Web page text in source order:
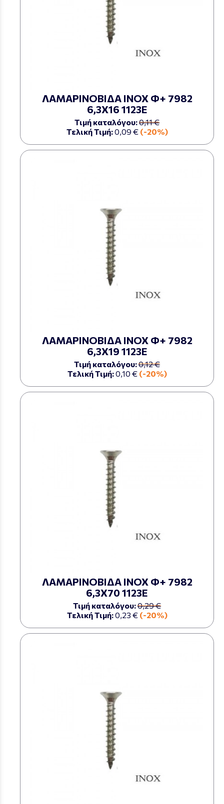
ΛΑΜΑΡΙΝΟΒΙΔΑ ΙΝΟΧ Φ+ 7982
6,3Χ16 1123Ε
Τιμή καταλόγου:0,11 €
Τελική Τιμή:0,09 € (-20%)
ΛΑΜΑΡΙΝΟΒΙΔΑ ΙΝΟΧ Φ+ 7982
6,3Χ19 1123Ε
Τιμή καταλόγου:0,12 €
Τελική Τιμή:0,10 € (-20%)
ΛΑΜΑΡΙΝΟΒΙΔΑ ΙΝΟΧ Φ+ 7982
6,3Χ70 1123Ε
Τιμή καταλόγου:0,29 €
Τελική Τιμή:0,23 € (-20%)